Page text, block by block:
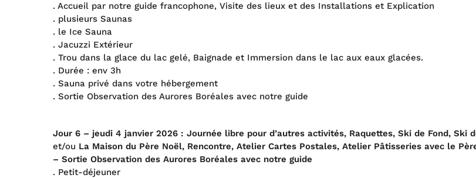
. Accueil par notre guide francophone, Visite des lieux et des Installations et Explication
. plusieurs Saunas
. le Ice Sauna
. Jacuzzi Extérieur
. Trou dans la glace du lac gelé, Baignade et Immersion dans le lac aux eaux glacées.
. Durée : env 3h
. Sauna privé dans votre hébergement
. Sortie Observation des Aurores Boréales avec notre guide
Jour 6 – jeudi 4 janvier 2026 : Journée libre pour d’autres activités, Raquettes, Ski de Fond, Ski
et/ou La Maison du Père Noël, Rencontre, Atelier Cartes Postales, Atelier Pâtisseries avec le
– Sortie Observation des Aurores Boréales avec notre guide
. Petit-déjeuner